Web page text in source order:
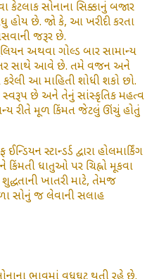
કેટલાક સોનાના સિક્કાનું બજાર
હોય છે. જો કે, આ ખરીદી કરતા
જરૂર છે.
અથવા ગોલ્ડ બાર સામાન્ય
સ્તર સાથે આવે છે. તમે વજન અને
આ માહિતી શોધી શકો છો.
સ્વરૂપ છે અને તેનું સાંસ્કૃતિક મહત્વ
રીતે મૂળ કિંમત જેટલું ઊંચું હોતું
સ્ટાન્ડર્ડ દ્વારા હોલમાર્કિંગ
કિંમતી ધાતુઓ પર ચિહ્નો મૂકવા
ખાતરી માટે, તેમજ
સોનું જ લેવાની સલાહ